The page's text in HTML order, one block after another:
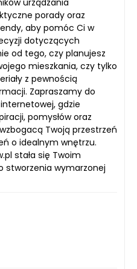
urządzania
porady oraz
aby pomóc Ci w
dotyczących
od tego, czy planujesz
mieszkania, czy tylko
z pewnością
Zapraszamy do
gdzie
pomysłów oraz
Twoją przestrzeń
o idealnym wnętrzu.
stała się Twoim
stworzenia wymarzonej